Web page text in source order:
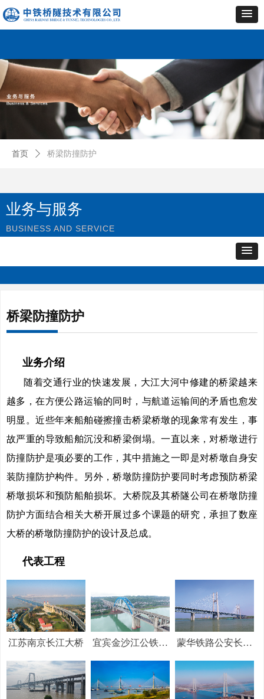
首页 ꄲ 桥梁防撞防护
业务与服务
BUSINESS AND SERVICE
桥梁防撞防护
业务介绍
随着交通行业的快速发展，大江大河中修建的桥梁越来
越多，在方便公路运输的同时，与航道运输间的矛盾也愈发
明显。近些年来船舶碰擦撞击桥梁桥墩的现象常有发生，事
故严重的导致船舶沉没和桥梁倒塌。一直以来，对桥墩进行
防撞防护是项必要的工作，其中措施之一即是对桥墩自身安
装防撞防护构件。另外，桥墩防撞防护要同时考虑预防桥梁
桥墩损坏和预防船舶损坏。大桥院及其桥隧公司在桥墩防撞
防护方面结合相关大桥开展过多个课题的研究，承担了数座
大桥的桥墩防撞防护的设计及总成。
代表工程
江苏南京长江大桥
宜宾金沙江公铁两
用特大桥
蒙华铁路公安长江
大桥